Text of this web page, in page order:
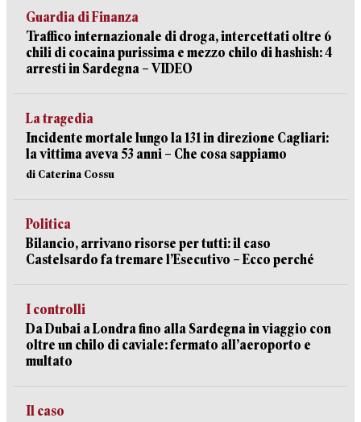
Guardia di Finanza
Traffico internazionale di droga, intercettati oltre 6
chili di cocaina purissima e mezzo chilo di hashish: 4
arresti in Sardegna – VIDEO
La tragedia
Incidente mortale lungo la 131 in direzione Cagliari:
la vittima aveva 53 anni – Che cosa sappiamo
di Caterina Cossu
Politica
Bilancio, arrivano risorse per tutti: il caso
Castelsardo fa tremare l’Esecutivo – Ecco perché
I controlli
Da Dubai a Londra fino alla Sardegna in viaggio con
oltre un chilo di caviale: fermato all’aeroporto e
multato
Il caso